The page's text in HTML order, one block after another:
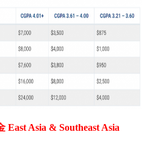
Asia & Southeast Asia